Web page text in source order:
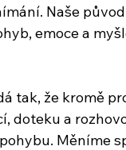
Naše
emoce a
tak, že kromě
doteku a
Měníme